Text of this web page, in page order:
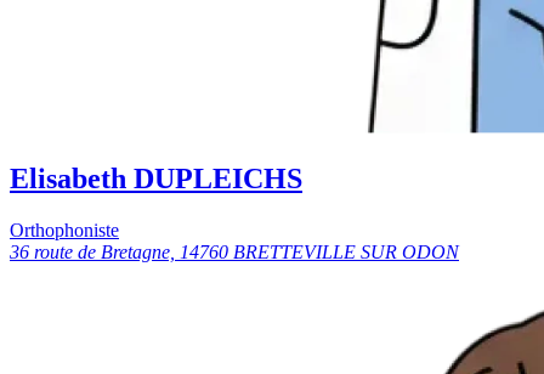
Elisabeth DUPLEICHS
Orthophoniste
36 route de Bretagne, 14760 BRETTEVILLE SUR ODON